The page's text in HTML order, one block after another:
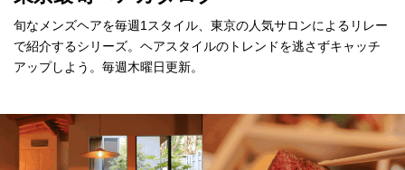
旬なメンズヘアを毎週1スタイル、東京の人気サロンによるリレー
で紹介するシリーズ。ヘアスタイルのトレンドを逃さずキャッチ
アップしよう。毎週木曜日更新。